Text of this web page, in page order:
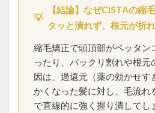
💡
【結論】なぜCISTAの縮
タッと潰れず、根元が折
縮毛矯正で頭頂部がペッタン
ったり、パックリ割れや根元
因は、過還元（薬の効かせす
かくなった髪に対し、毛流れ
で直線的に強く握り潰してし
まとめサイトの裏側
マンツ
予約表の仕組み
低価格サロン
再生毛
再生毛のタイムライン
出産前メンテナンス
分け目の
前髪縮毛矯正
前髪縮毛矯正の